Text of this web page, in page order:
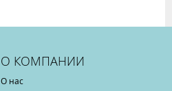
О КОМПАНИИ
О нас